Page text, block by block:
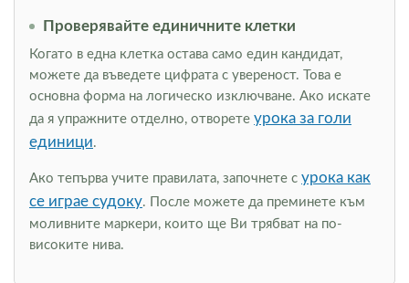
Проверявайте единичните клетки
Когато в една клетка остава само един кандидат,
можете да въведете цифрата с увереност. Това е
основна форма на логическо изключване. Ако искате
да я упражните отделно, отворете урока за голи
единици.
Ако тепърва учите правилата, започнете с урока как
се играе судоку. После можете да преминете към
моливните маркери, които ще Ви трябват на по-
високите нива.